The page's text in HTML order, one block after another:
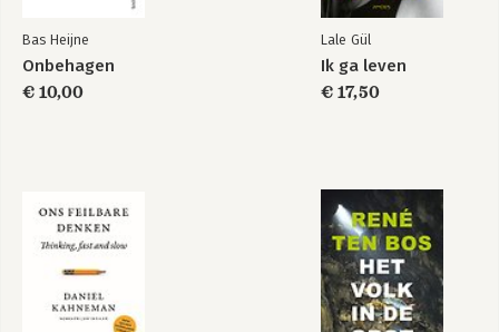
Bas Heijne
Onbehagen
€ 10,00
Lale Gül
Ik ga leven
€ 17,50